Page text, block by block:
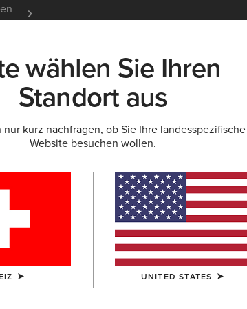
ARIAT LIFE OUTLET
für
wählen Sie Ihren
Standort aus
kurz nachfragen, ob Sie Ihre landesspezifische
Website besuchen wollen.
UNITED STATES